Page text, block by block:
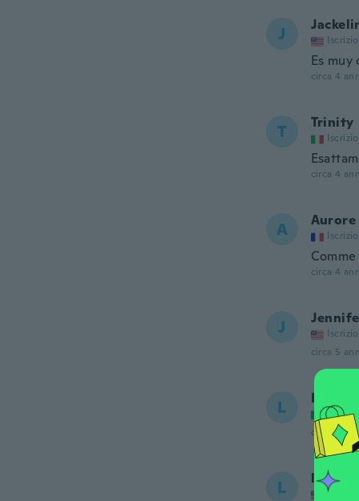
J
Es
circa 4
T Trinity
circa 4
A Aurore
circa 4
J
circa 5
L Lia
circa 5
L louise